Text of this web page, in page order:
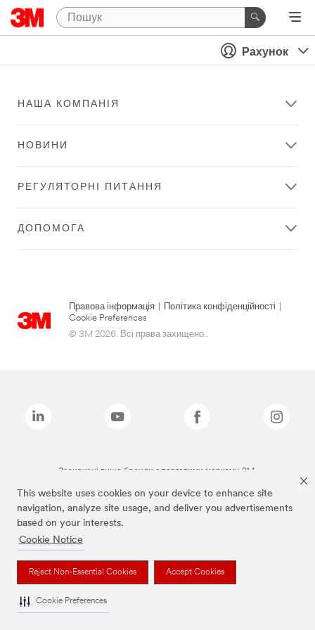
This website uses cookies on your device to enhance site
navigation, analyze site usage, and deliver you advertisements
based on your interests.
Cookie Notice
Reject Non-Essential Cookies Accept Cookies
Cookie Preferences
Рахунок
НАША КОМПАНІЯ
НОВИНИ
РЕГУЛЯТОРНІ ПИТАННЯ
ДОПОМОГА
Правова інформація Політика конфіденційності
Cookie Preferences
© 3M 2026. Всі права захищено..
Зазначені вище бренди є торговими марками 3M.